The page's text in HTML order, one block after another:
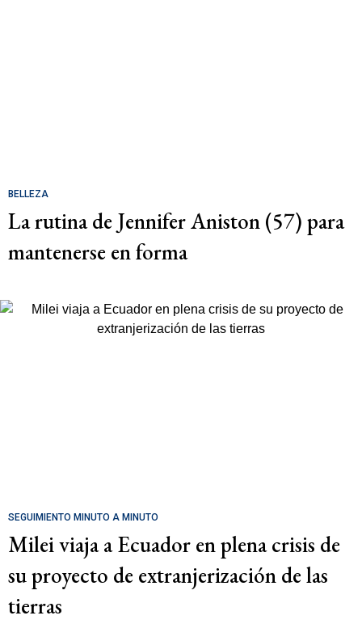
BELLEZA
La rutina de Jennifer Aniston (57) para
mantenerse en forma
SEGUIMIENTO MINUTO A MINUTO
Milei viaja a Ecuador en plena crisis de
su proyecto de extranjerización de las
tierras